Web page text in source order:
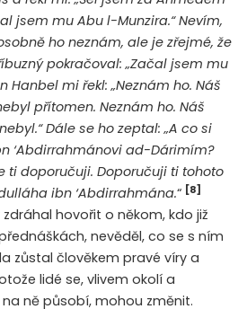
jsem mu Abu l-Munzira.“ Nevím,
ho neznám, ale je zřejmé, že
pokračoval: „Začal jsem mu
Hanbel mi řekl: „Neznám ho. Náš
přítomen. Neznám ho. Náš
Dále se ho zeptal: „A co si
‘Abdirrahmánovi ad-Dárimím?
ti doporučuji. Doporučuji ti tohoto
ibn ‘Abdirrahmána.“ [8]
hovořit o někom, kdo již
nevěděl, co se s ním
zůstal člověkem pravé víry a
lidé se, vlivem okolí a
ně působí, mohou změnit.